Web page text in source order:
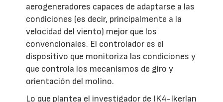
aerogeneradores capaces de adaptarse a las
condiciones (es decir, principalmente a la
velocidad del viento) mejor que los
convencionales. El controlador es el
dispositivo que monitoriza las condiciones y
que controla los mecanismos de giro y
orientación del molino.
Lo que plantea el investigador de IK4-Ikerlan